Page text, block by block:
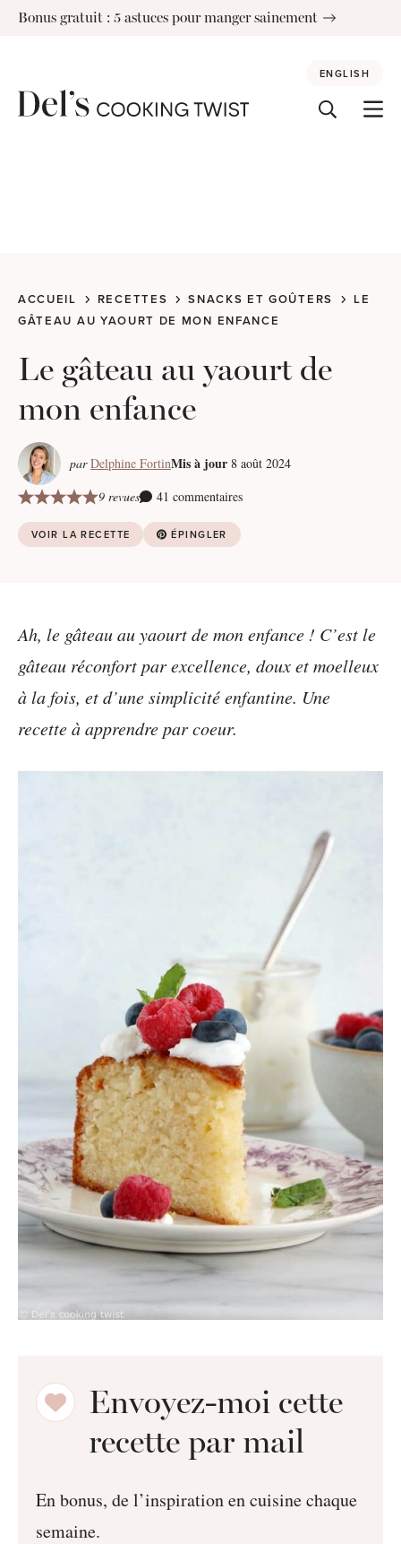
SkipBonus gratuit : 5 astuces pour manger sainement
ENGLISH
ACCUEIL RECETTES SNACKS ET GOÛTERS
LE
GÂTEAU AU YAOURT DE MON ENFANCE
Le gâteau au yaourt de
mon enfance
par Delphine FortinMis à jour 8 août 2024
9 revues
41 commentaires
VOIR LA RECETTE ÉPINGLER
Ah, le gâteau au yaourt de mon enfance ! C’est le
gâteau réconfort par excellence, doux et moelleux
à la fois, et d’une simplicité enfantine. Une
recette à apprendre par coeur.
Envoyez-moi cette
recette par mail
En bonus, de l’inspiration en cuisine chaque
semaine.